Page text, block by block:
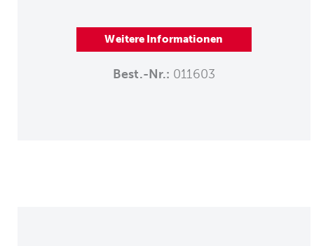
Weitere Informationen
Best.-Nr.: 011603